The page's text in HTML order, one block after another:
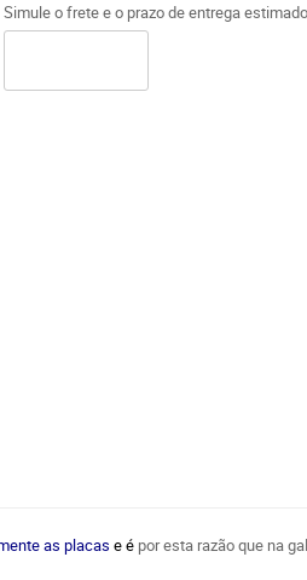
Simule o frete e o prazo de entrega
as placas e é por esta razão que na